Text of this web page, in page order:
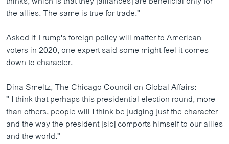
the allies. The same is true for trade."
Asked if Trump's foreign policy will matter to American
voters in 2020, one expert said some might feel it comes
down to character.
Dina Smeltz, The Chicago Council on Global Affairs:
" I think that perhaps this presidential election round, more
than others, people will I think be judging just the character
and the way the president [sic] comports himself to our allies
and the world."